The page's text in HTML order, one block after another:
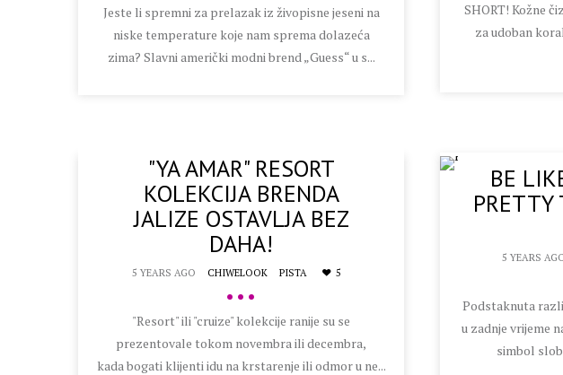
Jeste li spremni za prelazak iz živopisne jeseni na
niske temperature koje nam sprema dolazeća
zima? Slavni američki modni brend „Guess“ u s...
SHORT! Kožne
za udoban
"YA AMAR" RESORT
KOLEKCIJA BRENDA
JALIZE OSTAVLJA BEZ
DAHA!
5 YEARS AGO CHIWELOOK PISTA 5
•••
"Resort" ili "cruize" kolekcije ranije su se
prezentovale tokom novembra ili decembra,
kada bogati klijenti idu na krstarenje ili odmor u ne...
BE
PRETTY
5 YEARS
Podstaknuta
u zadnje vrijeme
simbol